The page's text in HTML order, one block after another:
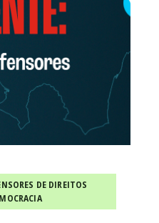
DE DIREITOS